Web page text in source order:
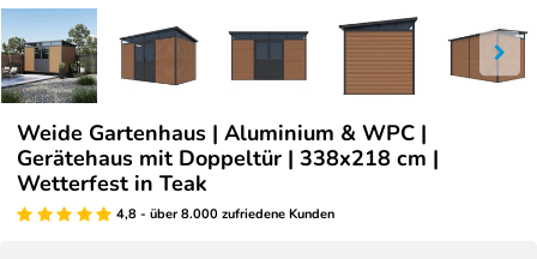
Weide Gartenhaus | Aluminium & WPC |
Gerätehaus mit Doppeltür | 338x218 cm |
Wetterfest in Teak
4,8 - über 8.000 zufriedene Kunden